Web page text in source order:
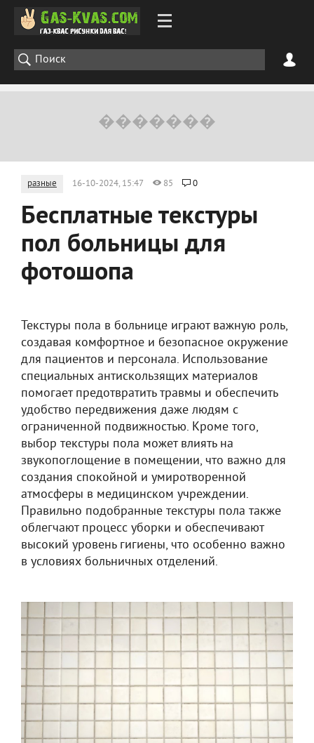
разные 16-10-2024, 15:47 85 0
Бесплатные текстуры
пол больницы для
фотошопа
Текстуры пола в больнице играют важную роль,
создавая комфортное и безопасное окружение
для пациентов и персонала. Использование
специальных антискользящих материалов
помогает предотвратить травмы и обеспечить
удобство передвижения даже людям с
ограниченной подвижностью. Кроме того,
выбор текстуры пола может влиять на
звукопоглощение в помещении, что важно для
создания спокойной и умиротворенной
атмосферы в медицинском учреждении.
Правильно подобранные текстуры пола также
облегчают процесс уборки и обеспечивают
высокий уровень гигиены, что особенно важно
в условиях больничных отделений.